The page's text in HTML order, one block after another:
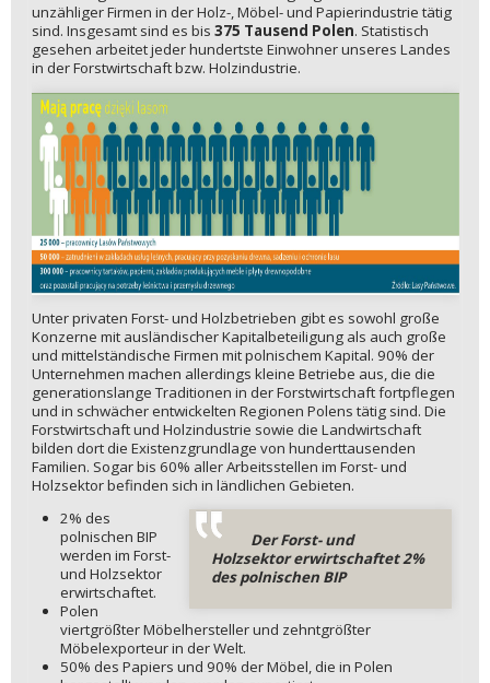
unzähliger Firmen in der Holz-, Möbel- und Papierindustrie tätig
sind. Insgesamt sind es bis 375 Tausend Polen. Statistisch
gesehen arbeitet jeder hundertste Einwohner unseres Landes
in der Forstwirtschaft bzw. Holzindustrie.
Unter privaten Forst- und Holzbetrieben gibt es sowohl große
Konzerne mit ausländischer Kapitalbeteiligung als auch große
und mittelständische Firmen mit polnischem Kapital. 90% der
Unternehmen machen allerdings kleine Betriebe aus, die die
generationslange Traditionen in der Forstwirtschaft fortpflegen
und in schwächer entwickelten Regionen Polens tätig sind. Die
Forstwirtschaft und Holzindustrie sowie die Landwirtschaft
bilden dort die Existenzgrundlage von hunderttausenden
Familien. Sogar bis 60% aller Arbeitsstellen im Forst- und
Holzsektor befinden sich in ländlichen Gebieten.
Der Forst- und
Holzsektor erwirtschaftet 2%
des polnischen BIP
2% des
polnischen BIP
werden im Forst-
und Holzsektor
erwirtschaftet.
Polen
viertgrößter Möbelhersteller und zehntgrößter
Möbelexporteur in der Welt.
50% des Papiers und 90% der Möbel, die in Polen